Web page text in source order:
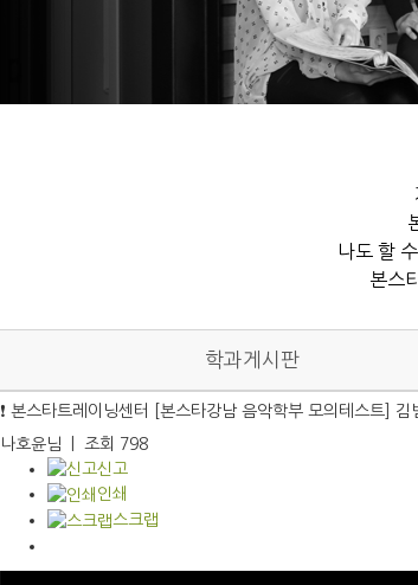
나도 할
본스
학과게시판
❗ 본스타트레이닝센터 [본스타강남 음악학부 모의테스트]
나호윤님
조회 798
신고
인쇄
스크랩